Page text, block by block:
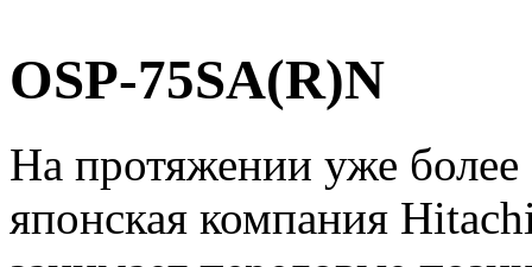
OSP-75SA(R)N
На протяжении уже более
японская компания